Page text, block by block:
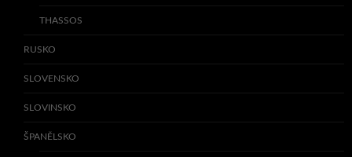
THASSOS
RUSKO
SLOVENSKO
SLOVINSKO
ŠPANĚLSKO